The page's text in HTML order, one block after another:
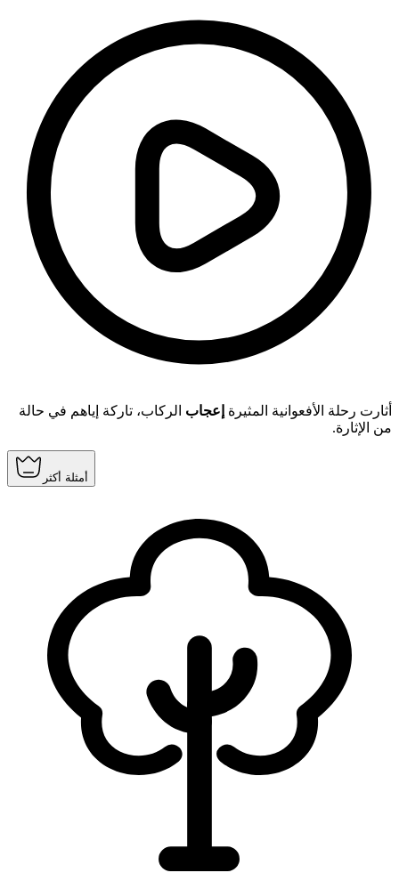
أثارت رحلة الأفعوانية المثيرة إعجاب الركاب، تاركة إياهم في حالة
من الإثارة.
أمثلة أكثر